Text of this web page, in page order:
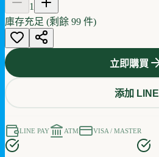
1
庫存充足 (剩餘 99 件)
立即購買
添加 LINE
LINE PAY ATM VISA / MASTER